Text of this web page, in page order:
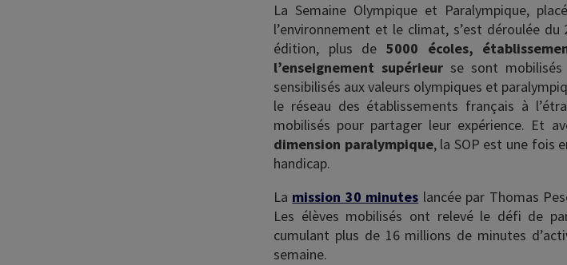
La Semaine Olympique et Paralympique,
l’environnement et le climat, s’est déroulée
édition, plus de 5000 écoles,
l’enseignement supérieurse sont
sensibilisés aux valeurs olympiques et
le réseau des établissements français à
mobilisés pour partager leur expérience. Et
dimension paralympique, la SOP est une fois
handicap.
La mission 30 minutes lancée par Thomas
Les élèves mobilisés ont relevé le défi de
cumulant plus de 16 millions de minutes
semaine.